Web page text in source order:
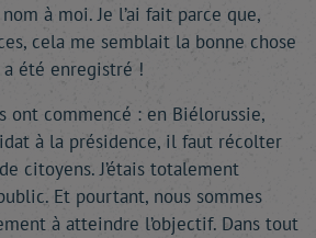
à moi. Je l’ai fait parce que,
cela me semblait la bonne chose
été enregistré !
ont commencé : en Biélorussie,
à la présidence, il faut récolter
citoyens. J’étais totalement
Et pourtant, nous sommes
à atteindre l’objectif. Dans tout